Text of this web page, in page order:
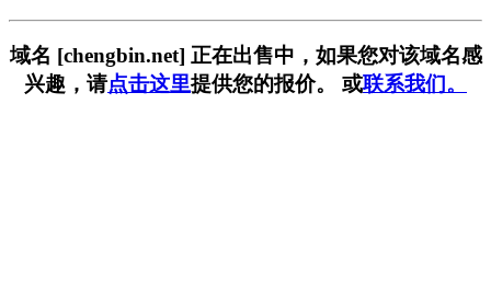
域名 [chengbin.net] 正在出售中，如果您对该域名感
兴趣，请点击这里提供您的报价。 或联系我们。